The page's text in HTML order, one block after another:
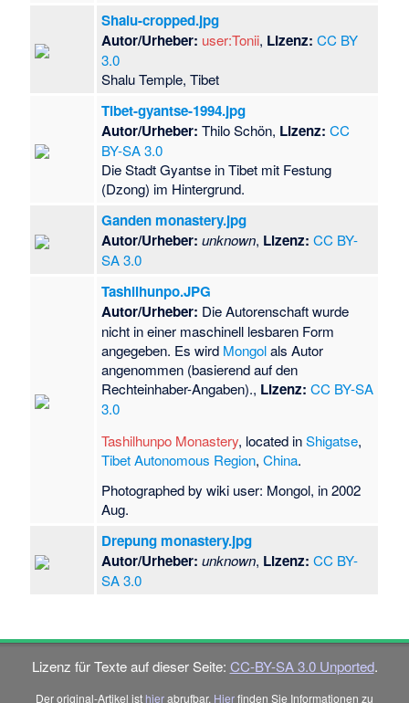
Shalu-cropped.jpg
Autor/Urheber: user:Tonii, Lizenz: CC BY
3.0
Shalu Temple, Tibet
Tibet-gyantse-1994.jpg
Autor/Urheber: Thilo Schön, Lizenz: CC
BY-SA 3.0
Die Stadt Gyantse in Tibet mit Festung
(Dzong) im Hintergrund.
Ganden monastery.jpg
Autor/Urheber: unknown, Lizenz: CC BY-
SA 3.0
Tashilhunpo.JPG
Autor/Urheber: Die Autorenschaft wurde
nicht in einer maschinell lesbaren Form
angegeben. Es wird Mongolals Autor
angenommen (basierend auf den
Rechteinhaber-Angaben)., Lizenz: CC BY-SA
3.0
Tashilhunpo Monastery, located inShigatse,
Tibet Autonomous Region,China.
Photographed by wiki user: Mongol, in 2002
Aug.
Drepung monastery.jpg
Autor/Urheber: unknown, Lizenz: CC BY-
SA 3.0
Lizenz für Texte auf dieser Seite: CC-BY-SA 3.0 Unported.
Der original-Artikel ist hierabrufbar. Hierfinden Sie Informationen zu